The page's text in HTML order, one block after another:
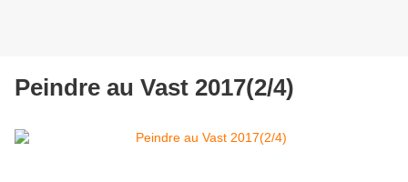
Peindre au Vast 2017(2/4)